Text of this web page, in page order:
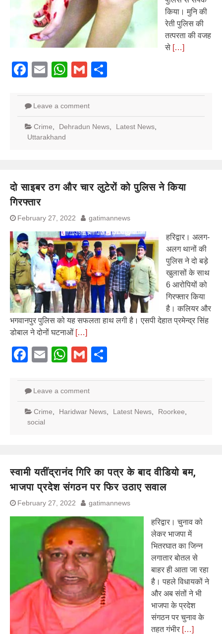
किया। मुनि की
रेती पुलिस की
तत्परता की वजह
से […]
Facebook
EmailWhatsApp
Gmail
Leave a comment
Crime Dehradun News Latest News
Uttarakhand
दो साइबर ठग और चार लुटेरों को पुलिस ने किया
गिरफ्तार
February 27, 2022 gatimannews
हरिद्वार। अलग-
अलग थानों की
पुलिस ने दो बड़े
खुलासों के साथ
6 आरोपियों को
गिरफ्तार किया
है। कलियर और
भगवानपुर पुलिस को यह सफलता हाथ लगी है। एसपी देहात प्रमेन्द्र सिंह
डोबाल ने दोनों घटनाओं […]
Facebook
EmailWhatsApp
Gmail
Leave a comment
Crime Haridwar News Latest News Roorkee
social
स्वामी यतींद्रानंद गिरि का पत्र के बाद वीडियो बम,
भाजपा प्रदेश संगठन पर फिर उठाए सवाल
February 27, 2022 gatimannews
हरिद्वार। चुनाव को
लेकर भाजपा में
भितरघात का जिन्न
लगातार बोतल से
बाहर ही आता जा रहा
है। पहले विधायकों ने
और अब संतों ने भी
भाजपा के प्रदेश
संगठन पर चुनाव के
तहत गंभीर […]